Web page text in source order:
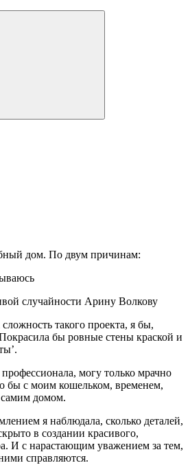
дом. По двум причинам:
случайности Арину Волкову
такого проекта, я бы,
бы ровные стены краской и
могу только мрачно
бы с моим кошельком, временем,
домом.
я наблюдала, сколько деталей,
в создании красивого,
И с нарастающим уважением за тем,
справляются.